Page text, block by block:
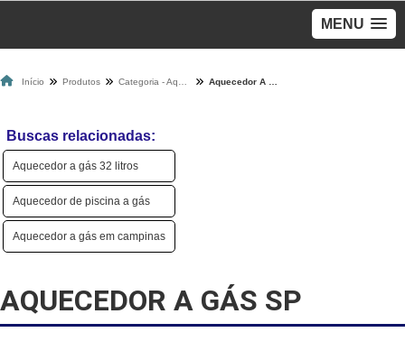
MENU
Início Produtos
Buscas relacionadas:
Aquecedor a gás 32 litros
Aquecedor de piscina a gás
Aquecedor a gás em campinas
AQUECEDOR A GÁS SP